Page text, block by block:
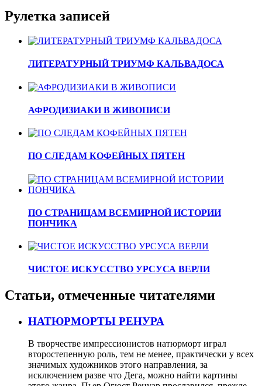
Рулетка записей
ЛИТЕРАТУРНЫЙ ТРИУМФ КАЛЬВАДОСА
АФРОДИЗИАКИ В ЖИВОПИСИ
ПО СЛЕДАМ КОФЕЙНЫХ ПЯТЕН
ПО СТРАНИЦАМ ВСЕМИРНОЙ ИСТОРИИ
ПОНЧИКА
ЧИСТОЕ ИСКУССТВО УРСУСА ВЕРЛИ
Статьи, отмеченные читателями
НАТЮРМОРТЫ РЕНУРА
В творчестве импрессионистов натюрморт играл
второстепенную роль, тем не менее, практически у всех
значимых художников этого направления, за
исключением разве что Дега, можно найти картины